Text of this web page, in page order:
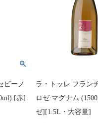
ビーノ
[赤]
ラ・トッレ フラン
ロゼ マグナム
ゼ][1.5L・大容量]